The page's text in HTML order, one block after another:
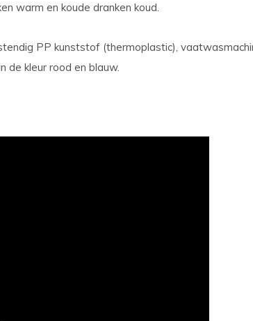
warm en koude dranken koud.
PP kunststof (thermoplastic),
de kleur rood en blauw.